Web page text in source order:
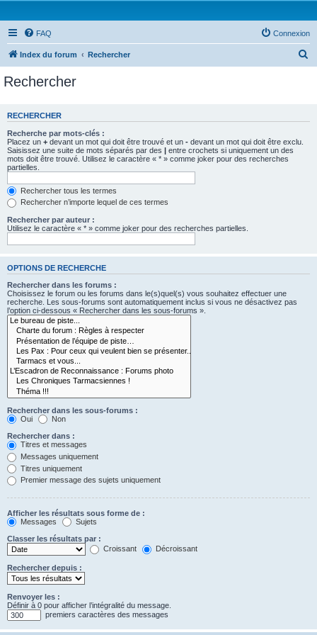
FAQ Connexion
Index du forum Rechercher
e
Rechercher
RECHERCHER
Recherche par mots-clés :
Placez un + devant un mot qui doit être trouvé et un - devant un mot qui doit être exclu.
Saisissez une suite de mots séparés par des | entre crochets si uniquement un des
mots doit être trouvé. Utilisez le caractère « * » comme joker pour des recherches
partielles.
Rechercher tous les termes
Rechercher n’importe lequel de ces termes
Rechercher par auteur :
Utilisez le caractère « * » comme joker pour des recherches partielles.
OPTIONS DE RECHERCHE
Rechercher dans les forums :
Choisissez le forum ou les forums dans le(s)quel(s) vous souhaitez effectuer une
recherche. Les sous-forums sont automatiquement inclus si vous ne désactivez pas
l’option ci-dessous « Rechercher dans les sous-forums ».
Rechercher dans les sous-forums :
Oui
Non
Rechercher dans :
Titres et messages
Messages uniquement
Titres uniquement
Premier message des sujets uniquement
Afficher les résultats sous forme de :
Messages
Sujets
Classer les résultats par :
Croissant
Décroissant
Rechercher depuis :
Renvoyer les :
Définir à 0 pour afficher l’intégralité du message.
premiers caractères des messages